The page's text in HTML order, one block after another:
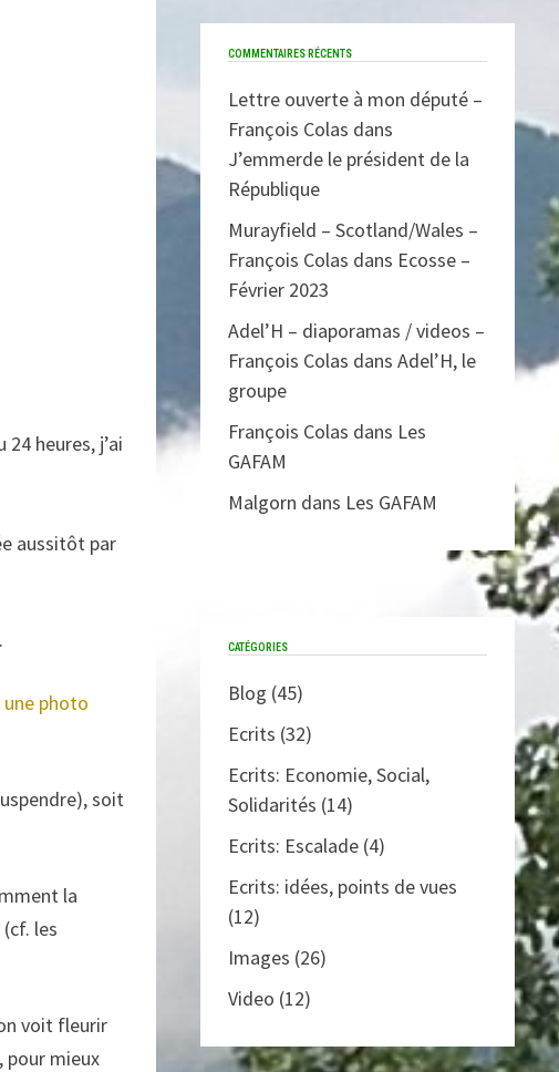
heures, j’ai
aussitôt par
une photo
soit
la
les
voit fleurir
pour mieux
COMMENTAIRES RÉCENTS
Lettre ouverte à mon député –
François Colas dans
J’emmerde le président de la
République
Murayfield – Scotland/Wales –
François Colas dans Ecosse –
Février 2023
Adel’H – diaporamas / videos –
François Colas dansAdel’H, le
groupe
François Colas dans Les
GAFAM
Malgorn dans Les GAFAM
CATÉGORIES
Blog (45)
Ecrits (32)
Ecrits: Economie, Social,
Solidarités (14)
Ecrits: Escalade (4)
Ecrits: idées, points de vues
(12)
Images (26)
Video (12)